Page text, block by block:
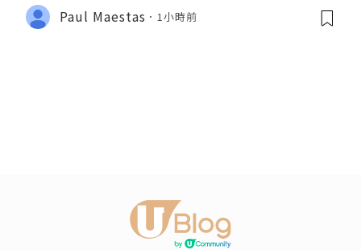
Paul Maestas 1小時前